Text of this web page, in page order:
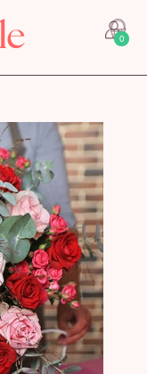
0